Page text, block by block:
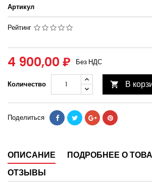
Артикул
Рейтинг
4 900,00 ₽ Без НДС
Количество  В
Поделиться
ОПИСАНИЕ
ПОДРОБНЕЕ О
ОТЗЫВЫ